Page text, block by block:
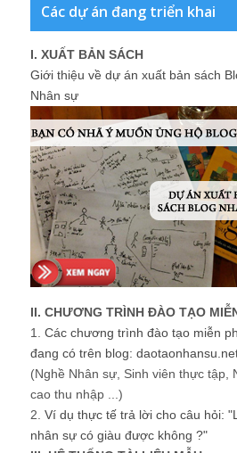
Các dự án đang triển khai
I. XUẤT BẢN SÁCH
Giới thiệu về dự án xuất bản sách
Nhân sự
II. CHƯƠNG TRÌNH ĐÀO TẠO
1. Các chương trình đào tạo miễn
đang có trên blog:
(Nghề Nhân sự, Sinh viên thực tập,
cao thu nhập ...)
2. Ví dụ thực tế trả lời cho câu hỏi:
nhân sự có giàu được không ?"